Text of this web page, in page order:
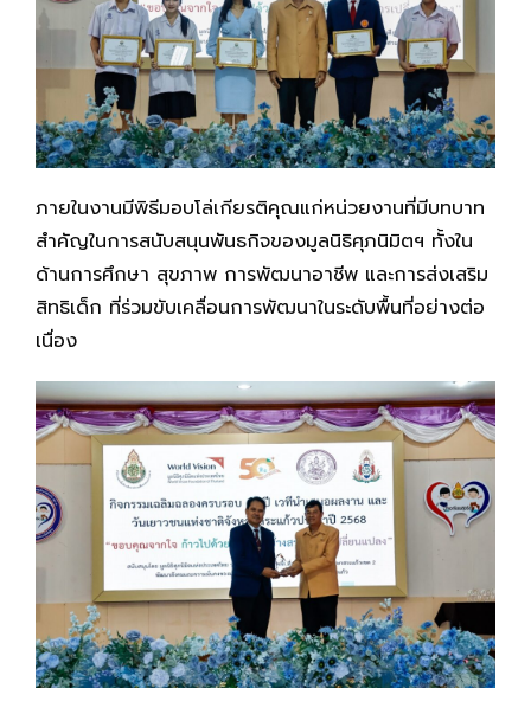
ภายในงานมีพิธีมอบโล่เกียรติคุณแก่หน่วยงานที่มีบทบาท
สำคัญในการสนับสนุนพันธกิจของมูลนิธิศุภนิมิตฯ ทั้งใน
ด้านการศึกษา สุขภาพ การพัฒนาอาชีพ และการส่งเสริม
สิทธิเด็ก ที่ร่วมขับเคลื่อนการพัฒนาในระดับพื้นที่อย่างต่อ
เนื่อง